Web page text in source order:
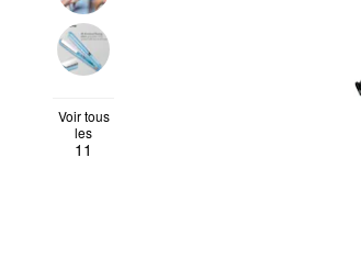
Voir tous
les
11